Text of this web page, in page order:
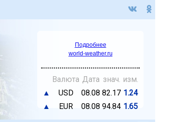
Подробнее
world-weather.ru
Валюта Дата знач. изм.
▲
USD 08.08 82.17 1.24
▲
EUR 08.08 94.84 1.65